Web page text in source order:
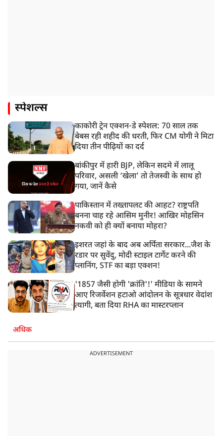
स्पेशल्स
काकोरी ट्रेन एक्शन-डे स्पेशल: 70 साल तक
बेबस रही शहीद की धरती, फिर CM योगी ने मिटा
दिया तीन पीढ़ियों का दर्द
बांकीपुर में हारी BJP, लेकिन सदमे में लालू
परिवार, असली ‘खेला’ तो तेजस्वी के साथ हो
गया, जानें कैसे
पाकिस्तान में तख्तापलट की आहट? राष्ट्रपति
बनना चाह रहे आसिम मुनीर! आखिर मोहसिन
नकवी को ही क्यों बनाया मोहरा?
इशरत जहां के बाद अब अर्पिता सरकार...जैश के
रडार पर सुवेंदु, मोदी स्टाइल टार्गेट करने की
प्लानिंग, STF का बड़ा एक्शन!
'1857 जैसी होगी 'क्रांति'!' मीडिया के सामने
आए रिजर्वेशन हटाओ आंदोलन के सूत्रधार वेदांश
त्यागी, बता दिया RHA का मास्टरप्लान
अधिक
ADVERTISEMENT